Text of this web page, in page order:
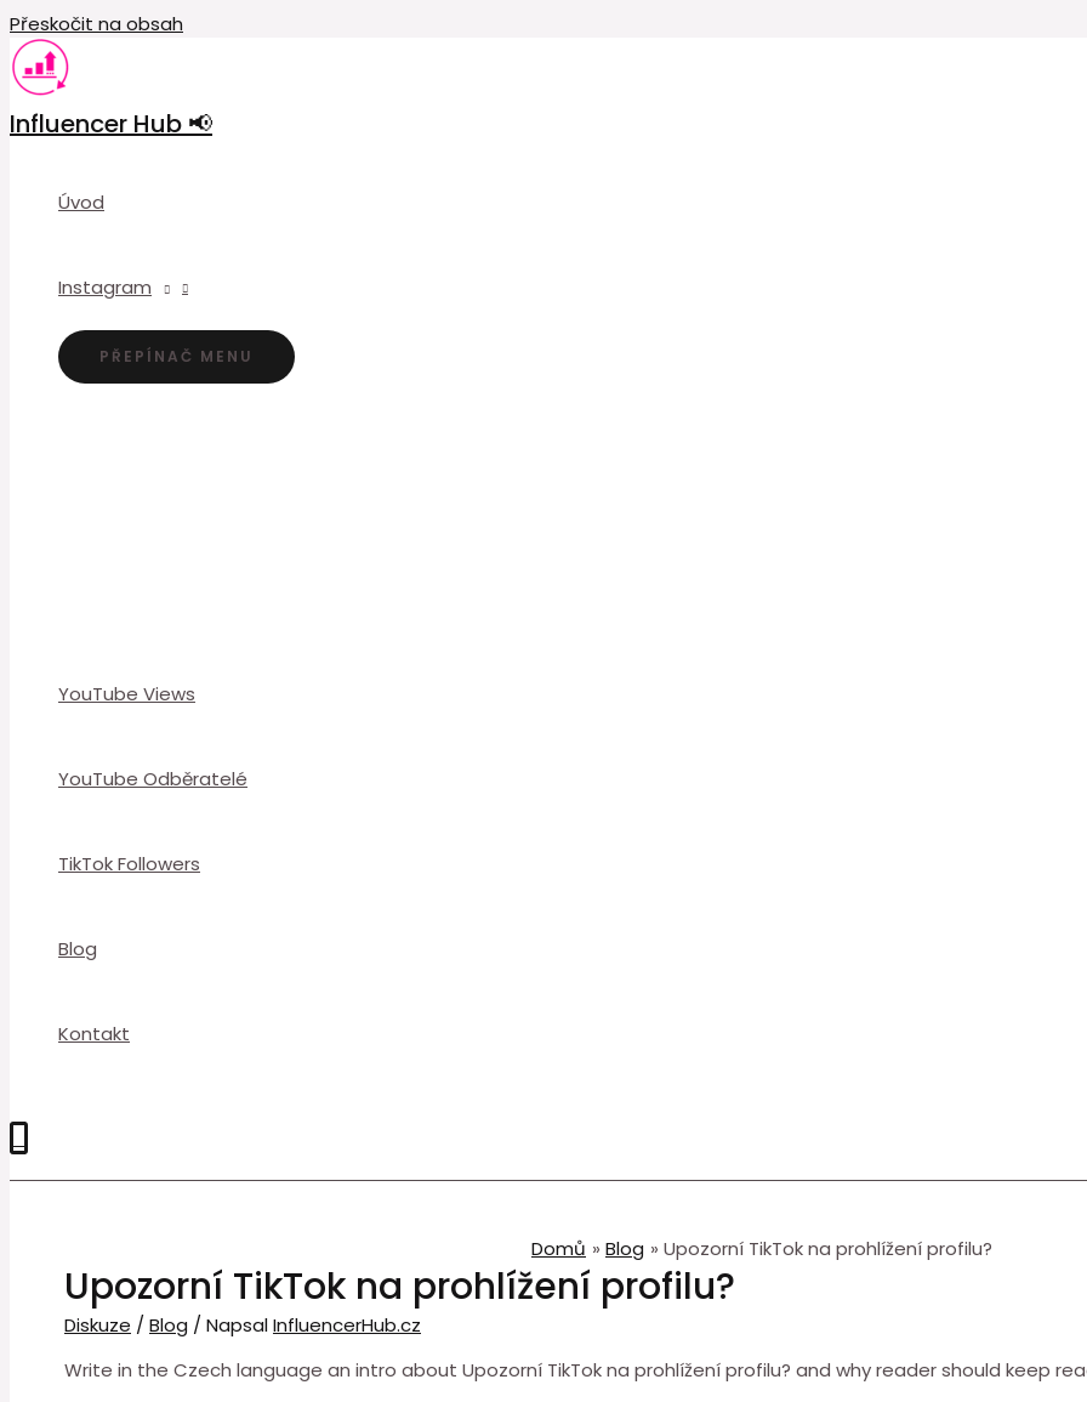
Přeskočit na obsah
Influencer Hub 📢
Úvod
Instagram
PŘEPÍNAČ MENU
YouTube Views
YouTube Odběratelé
TikTok Followers
Blog
Kontakt
Domů Blog Upozorní TikTok na prohlížení profilu?
Upozorní TikTok na prohlížení profilu?
Diskuze / Blog / NapsalInfluencerHub.cz
Write in the Czech language an intro about Upozorní TikTok na prohlížení profilu? and why reader should keep